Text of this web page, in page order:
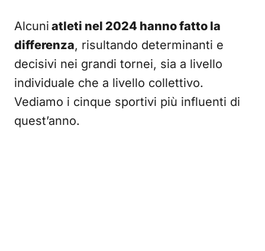
Alcuni atleti nel 2024 hanno fatto la
differenza, risultando determinanti e
decisivi nei grandi tornei, sia a livello
individuale che a livello collettivo.
Vediamo i cinque sportivi più influenti di
quest’anno.